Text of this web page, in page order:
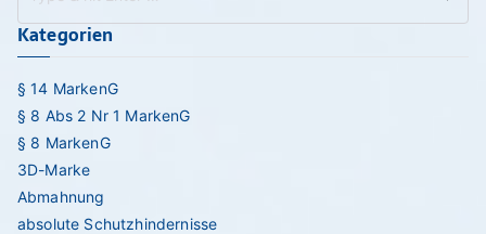
Kategorien
§ 14 MarkenG
§ 8 Abs 2 Nr 1 MarkenG
§ 8 MarkenG
3D-Marke
Abmahnung
absolute Schutzhindernisse